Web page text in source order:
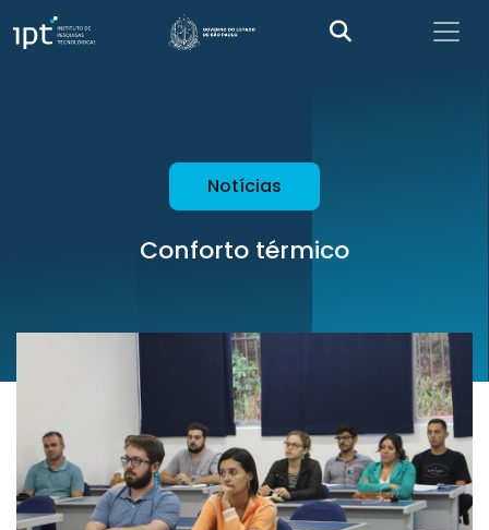
Notícias
Conforto térmico